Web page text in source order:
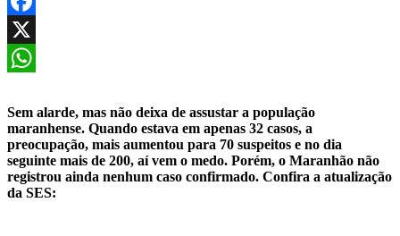
Facebook
X
Sem alarde, mas não deixa de assustar a população
maranhense. Quando estava em apenas 32 casos, a
preocupação, mais aumentou para 70 suspeitos e no dia
seguinte mais de 200, aí vem o medo. Porém, o Maranhão não
registrou ainda nenhum caso confirmado. Confira a atualização
da SES: